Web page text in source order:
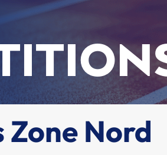
Nord